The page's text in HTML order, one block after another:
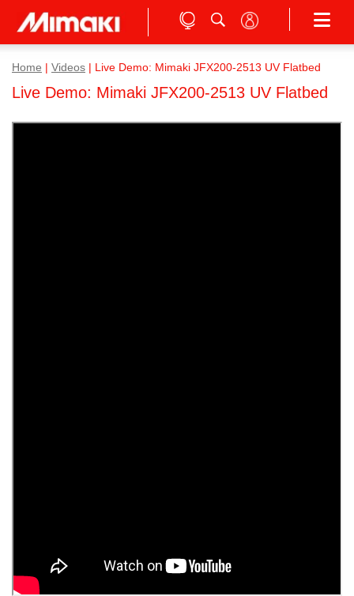
Home Videos Live Demo: Mimaki JFX200-2513 UV Flatbed
Live Demo: Mimaki JFX200-2513 UV Flatbed